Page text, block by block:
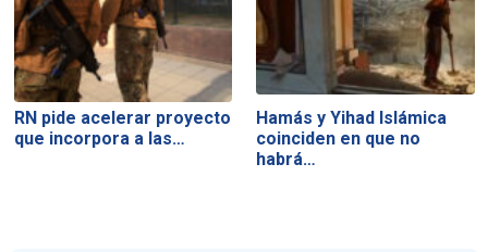
RN pide acelerar proyecto
que incorpora a las…
Hamás y Yihad Islámica
coinciden en que no
habrá…